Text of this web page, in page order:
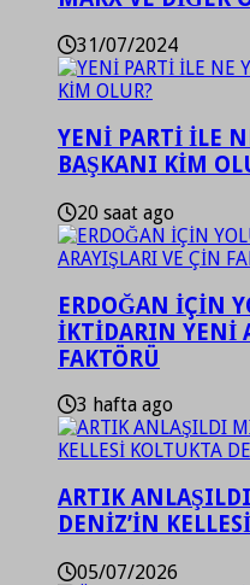
31/07/2024
YENİ PARTİ İLE
BAŞKANI KİM
20 saat ago
ERDOĞAN İÇİN
İKTİDARIN YENİ
FAKTÖRÜ
3 hafta ago
ARTIK
DENİZ’İN
05/07/2026